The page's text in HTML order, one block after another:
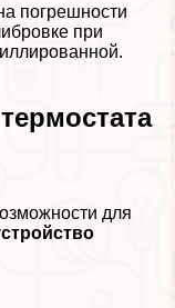
погрешности
при
для